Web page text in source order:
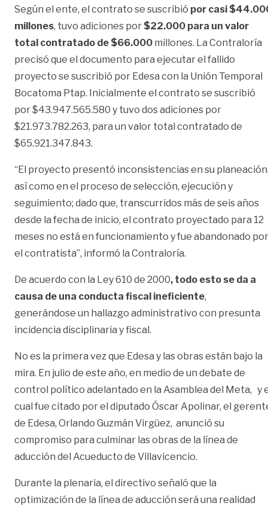
Según el ente, el contrato se suscribió por casi
millones, tuvo adiciones por $22.000 para un valor
total contratado de $66.000 millones. La Contraloría
precisó que el documento para ejecutar el fallido
proyecto se suscribió por Edesa con la Unión Temporal
Bocatoma Ptap. Inicialmente el contrato se suscribió
por $43.947.565.580 y tuvo dos adiciones por
$21.973.782.263, para un valor total contratado de
$65.921.347.843.
“El proyecto presentó inconsistencias en su
así como en el proceso de selección, ejecución y
seguimiento; dado que, transcurridos más de seis años
desde la fecha de inicio, el contrato proyectado para 12
meses no está en funcionamiento y fue abandonado por
el contratista”, informó la Contraloría.
De acuerdo con la Ley 610 de 2000, todo esto se da a
causa de una conducta fiscal ineficiente,
generándose un hallazgo administrativo con presunta
incidencia disciplinaria y fiscal.
No es la primera vez que Edesa y las obras están bajo la
mira. En julio de este año, en medio de un debate de
control político adelantado en la Asamblea del Meta, y
cual fue citado por el diputado Óscar Apolinar, el
de Edesa, Orlando Guzmán Virgüez, anunció su
compromiso para culminar las obras de la línea de
aducción del Acueducto de Villavicencio.
Durante la plenaria, el directivo señaló que la
optimización de la línea de aducción será una realidad